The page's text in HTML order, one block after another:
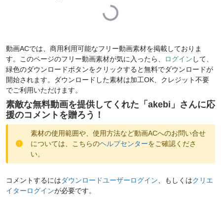
Loading...
動画ACでは、商用利用可能なフリー動画素材を掲載しておりま
す。このページのフリー動画素材が気に入ったら、
ログイン して、
緑色のダウンロードボタンをクリックすると無料でダウンロードが
開始されます。ダウンロードした素材は加工OK、クレジット不要
でご利用いただけます。
素敵な無料動画を提供してくれた「 akebi 」さんに応
援のコメントを贈ろう！
素材の使用範囲や、使用方法など動画ACへのお問い合せ
については、こちらのヘルプセンターをご確認くださ
い。
コメントするにはダウンロードユーザーログイン 、もしくはクリエ
イターログインが必要です。